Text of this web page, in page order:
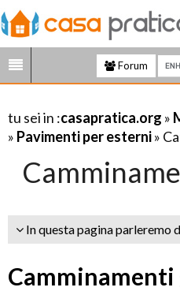
Forum
tu sei in :casapratica.org »
» Pavimenti per esterni»
In questa pagina parleremo